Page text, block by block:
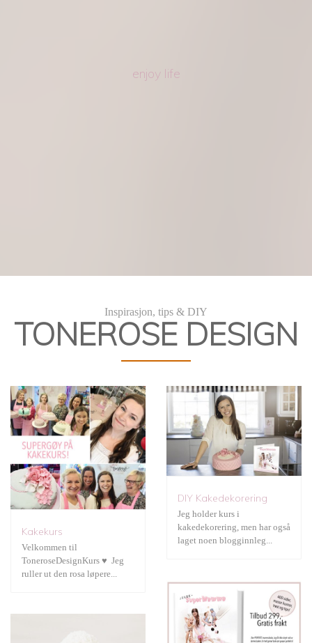
enjoy life
Inspirasjon, tips & DIY
TONEROSE DESIGN
Kakekurs
Velkommen til
ToneroseDesignKurs ♥ Jeg
ruller ut den rosa løpere...
DIY Kakedekorering
Jeg holder kurs i
kakedekorering, men har også
laget noen blogginnleg...
JukseSuperMamma
Fotografering